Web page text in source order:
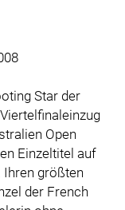
Star der
Open
Einzeltitel auf
Ihren größten
der French